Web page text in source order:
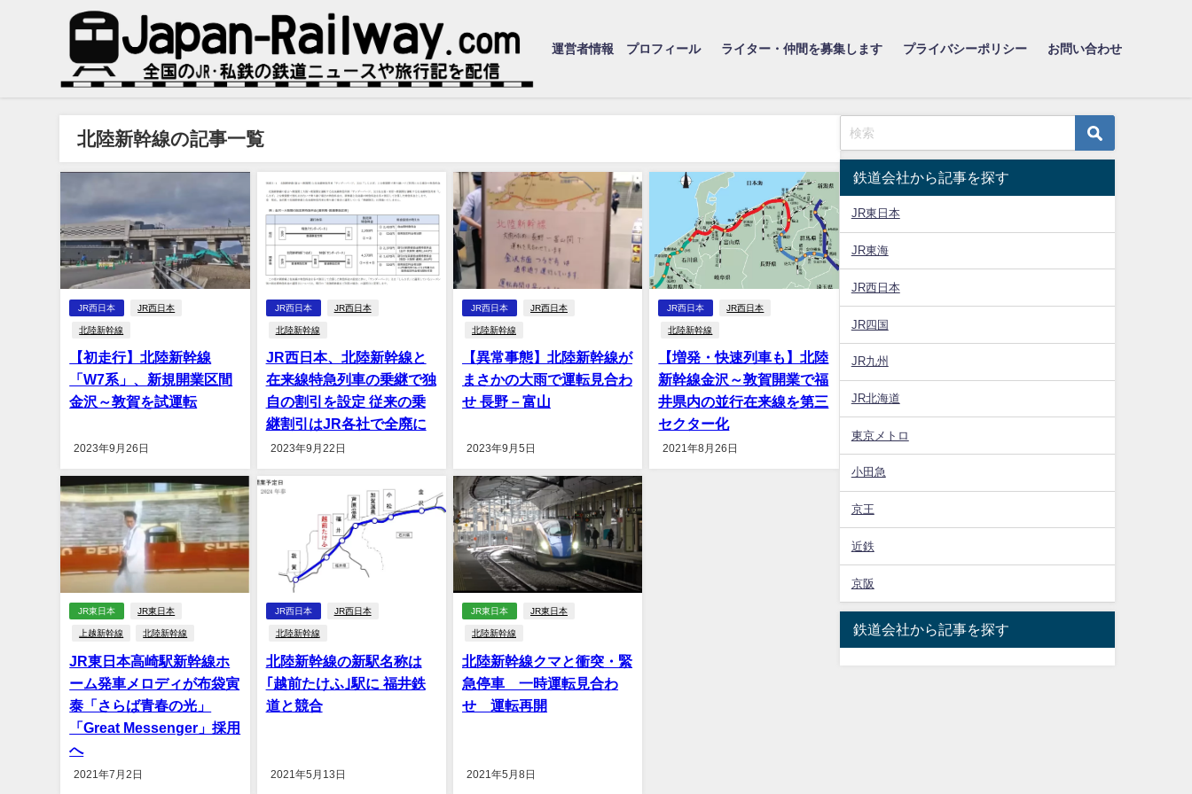
運営者情報 プロフィール ライター・仲間を募集します プライバシーポリシー お問い合わせ
北陸新幹線の記事一覧
JR西日本 JR西日本
北陸新幹線
【初走行】北陸新幹線
「W7系」、新規開業区間
金沢～敦賀を試運転
2023年9月26日
JR西日本 JR西日本
北陸新幹線
JR西日本、北陸新幹線と
在来線特急列車の乗継で独
自の割引を設定 従来の乗
継割引はJR各社で全廃に
2023年9月22日
JR西日本 JR西日本
北陸新幹線
【異常事態】北陸新幹線が
まさかの大雨で運転見合わ
せ 長野－富山
2023年9月5日
JR西日本 JR西日本
北陸新幹線
【増発・快速列車も】北陸
新幹線金沢～敦賀開業で福
井県内の並行在来線を第三
セクター化
2021年8月26日
JR東日本 JR東日本
上越新幹線 北陸新幹線
JR東日本高崎駅新幹線ホ
ーム発車メロディが布袋寅
泰「さらば青春の光」
「Great Messenger」採用
へ
2021年7月2日
JR西日本 JR西日本
北陸新幹線
北陸新幹線の新駅名称は
｢越前たけふ｣駅に 福井鉄
道と競合
2021年5月13日
JR東日本 JR東日本
北陸新幹線
北陸新幹線クマと衝突・緊
急停車 一時運転見合わ
せ 運転再開
2021年5月8日
鉄道会社から記事を探す
JR東日本
JR東海
JR西日本
JR四国
JR九州
JR北海道
東京メトロ
小田急
京王
近鉄
京阪
鉄道会社から記事を探す